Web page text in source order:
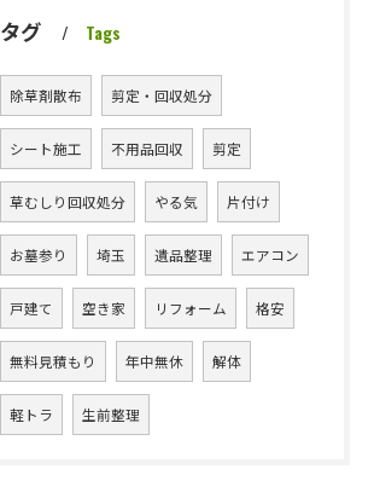
タグ Tags
除草剤散布 剪定・回収処分
シート施工 不用品回収 剪定
草むしり回収処分 やる気 片付け
お墓参り 埼玉 遺品整理 エアコン
戸建て 空き家 リフォーム 格安
無料見積もり 年中無休 解体
軽トラ 生前整理